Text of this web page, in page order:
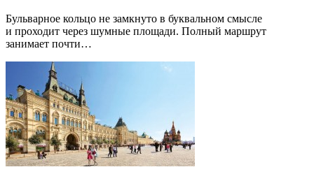
Бульварное кольцо не замкнуто в буквальном смысле
и проходит через шумные площади. Полный маршрут
занимает почти…